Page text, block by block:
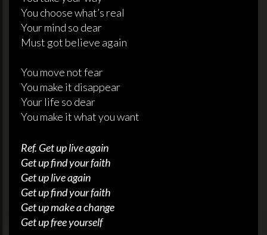
You choose what’s real
Your mind so dear
Must got believe again
You move not fear
You make it disappear
Your life so dear
You make it what you want
Ref. Get up live again
Get up find your faith
Get up live again
Get up find your faith
Get up make a change
Get up free yourself